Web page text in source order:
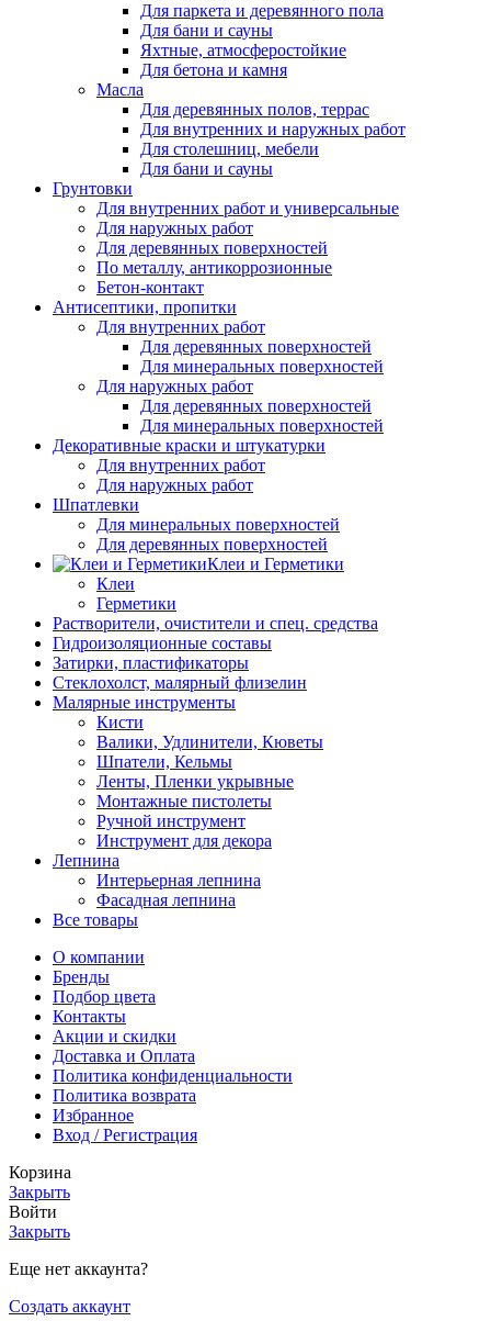
Для паркета и деревянного пола
Для бани и сауны
Яхтные, атмосферостойкие
Для бетона и камня
Масла
Для деревянных полов, террас
Для внутренних и наружных работ
Для столешниц, мебели
Для бани и сауны
Грунтовки
Для внутренних работ и универсальные
Для наружных работ
Для деревянных поверхностей
По металлу, антикоррозионные
Бетон-контакт
Антисептики, пропитки
Для внутренних работ
Для деревянных поверхностей
Для минеральных поверхностей
Для наружных работ
Для деревянных поверхностей
Для минеральных поверхностей
Декоративные краски и штукатурки
Для внутренних работ
Для наружных работ
Шпатлевки
Для минеральных поверхностей
Для деревянных поверхностей
Клеи и Герметики
Клеи
Герметики
Растворители, очистители и спец. средства
Гидроизоляционные составы
Затирки, пластификаторы
Стеклохолст, малярный флизелин
Малярные инструменты
Кисти
Валики, Удлинители, Кюветы
Шпатели, Кельмы
Ленты, Пленки укрывные
Монтажные пистолеты
Ручной инструмент
Инструмент для декора
Лепнина
Интерьерная лепнина
Фасадная лепнина
Все товары
О компании
Бренды
Подбор цвета
Контакты
Акции и скидки
Доставка и Оплата
Политика конфиденциальности
Политика возврата
Избранное
Вход / Регистрация
Корзина
Закрыть
Войти
Закрыть
Еще нет аккаунта?
Создать аккаунт